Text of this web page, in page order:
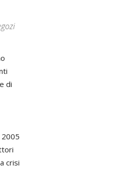
di
crisi